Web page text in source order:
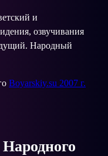
и
озвучивания
Народный
Boyarskiy.su 2007 г.